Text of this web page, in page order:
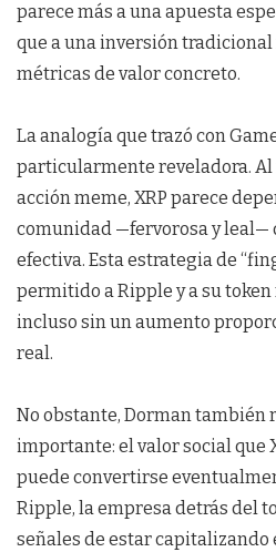
parece más a una apuesta
que a una inversión
métricas de valor concreto.
La analogía que trazó con
particularmente reveladora. Al
acción meme, XRP parece
comunidad —fervorosa y leal—
efectiva. Esta estrategia de
permitido a Ripple y a su
incluso sin un aumento
real.
No obstante, Dorman también
importante: el valor social que
puede convertirse
Ripple, la empresa detrás del
señales de estar